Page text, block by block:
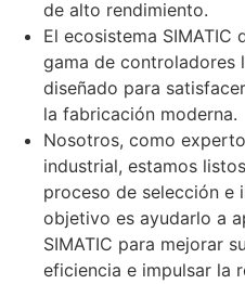
de alto rendimiento.
El ecosistema SIMATIC
gama de controladores
diseñado para
la fabricación moderna.
Nosotros, como
industrial, estamos
proceso de selección e
objetivo es ayudarlo a
SIMATIC para mejorar
eficiencia e impulsar la